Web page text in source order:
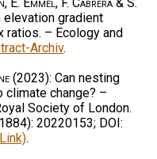
elevation gradient
ratios. – Ecology and
Archiv.
(2023): Can nesting
climate change? –
Society of London.
20220153; DOI:
.